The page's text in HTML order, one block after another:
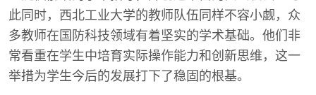
此同时，西北工业大学的教师队伍同样不容小觑，众
多教师在国防科技领域有着坚实的学术基础。他们非
常看重在学生中培育实际操作能力和创新思维，这一
举措为学生今后的发展打下了稳固的根基。